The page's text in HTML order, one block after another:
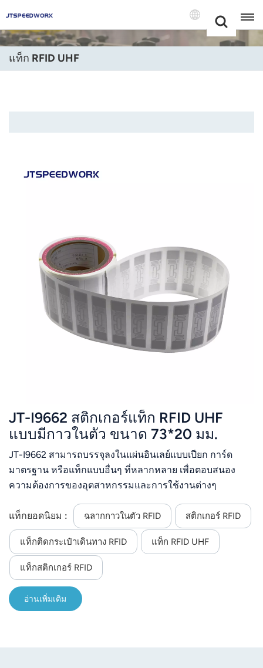
+86 -18681515767
Language(แบบ
English
Nederland
عربي
한국어
Melayu
Polski
แบบไทย
Indonesia
norsk
แท็ก RFID UHF
JT-I9662 สติกเกอร์แท็ก RFID UHF
แบบมีกาวในตัว ขนาด 73*20 มม.
JT-I9662 สามารถบรรจุลงในแผ่นอินเลย์แบบเปียก การ์ด
มาตรฐาน หรือแท็กแบบอื่นๆ ที่หลากหลาย เพื่อตอบสนอง
ความต้องการของอุตสาหกรรมและการใช้งานต่างๆ
แท็กยอดนิยม : ฉลากกาวในตัว RFID สติกเกอร์ RFID
แท็กติดกระเป๋าเดินทาง RFID แท็ก RFID UHF
แท็กสติกเกอร์ RFID
อ่านเพิ่มเติม